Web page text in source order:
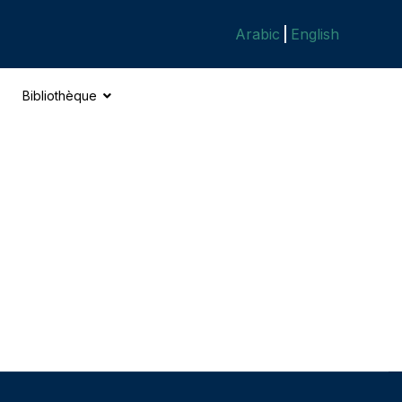
Arabic English
Bibliothèque